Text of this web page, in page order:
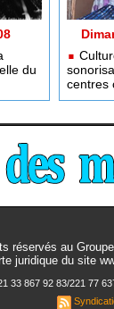
du
centres
réservés au
juridiquedu site
33 867 92 83/221 77